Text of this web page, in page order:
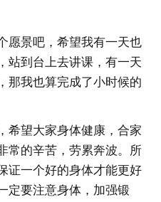
景吧，希望我有一天也
站到台上去讲课，有一天
那我也算完成了小时候的
望大家身体健康，合家
常的辛苦，劳累奔波。所
证一个好的身体才能更好
定要注意身体，加强锻